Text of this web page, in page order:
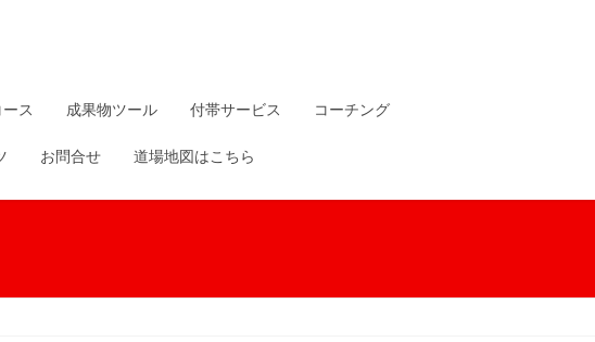
ス 成果物ツール 付帯サービス コーチング
お問合せ 道場地図はこちら